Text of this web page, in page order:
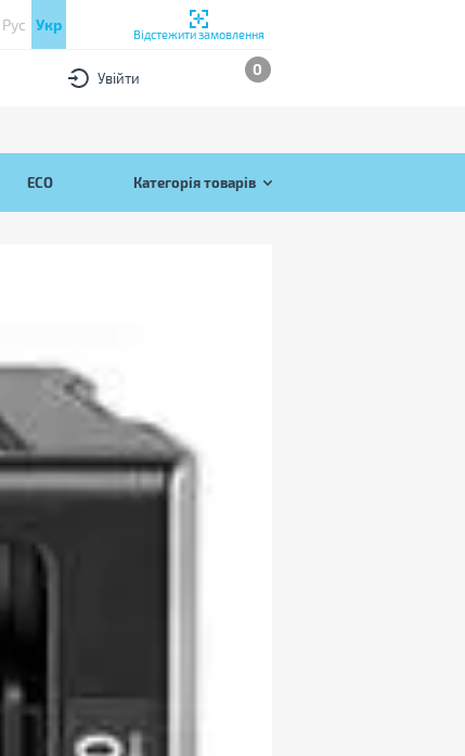
Рус Укр
Відстежити замовлення
Увійти 0
ECO Категорія товарів